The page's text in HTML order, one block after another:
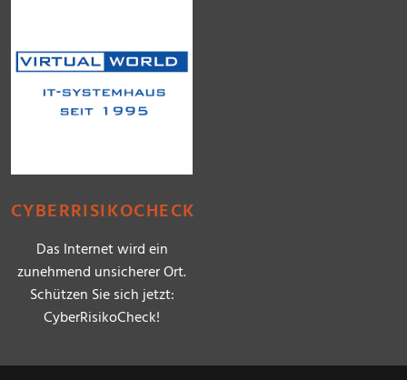
CYBERRISIKOCHECK
Das Internet wird ein
zunehmend unsicherer Ort.
Schützen Sie sich jetzt:
CyberRisikoCheck!